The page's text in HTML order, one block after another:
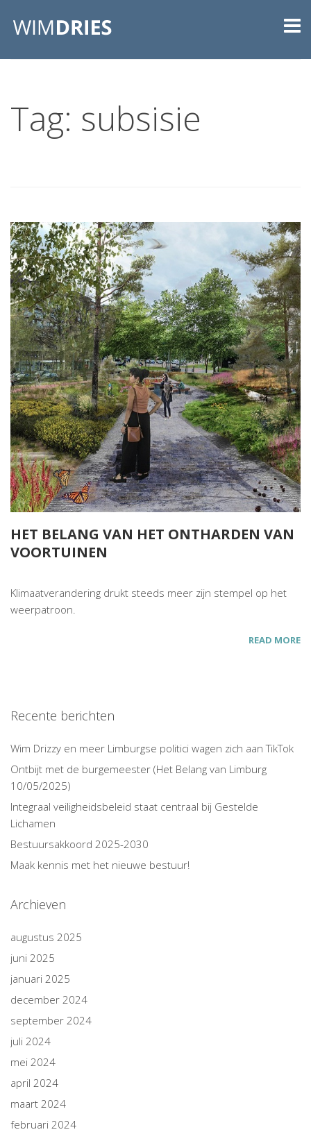
Tag: subsisie
HET BELANG VAN HET ONTHARDEN VAN
VOORTUINEN
Klimaatverandering drukt steeds meer zijn stempel op het
weerpatroon.
READ MORE
Recente berichten
Wim Drizzy en meer Limburgse politici wagen zich aan TikTok
Ontbijt met de burgemeester (Het Belang van Limburg
10/05/2025)
Integraal veiligheidsbeleid staat centraal bij Gestelde
Lichamen
Bestuursakkoord 2025-2030
Maak kennis met het nieuwe bestuur!
Archieven
augustus 2025
juni 2025
januari 2025
december 2024
september 2024
juli 2024
mei 2024
april 2024
maart 2024
februari 2024